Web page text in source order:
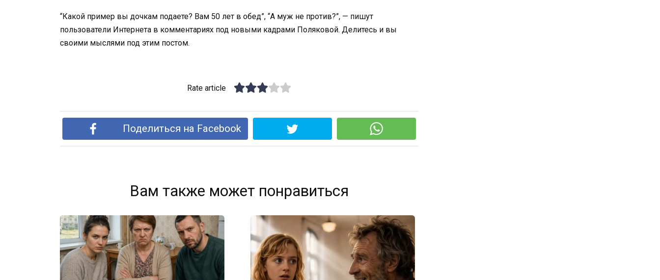
“Какой пример вы дочкам подаете? Вам 50 лет в обед”, “А муж не против?”, — пишут
пользователи Интернета в комментариях под новыми кадрами Поляковой. Делитесь и вы
своими мыслями под этим постом.
Rate article
Поделиться на Facebook
Вам также может понравиться